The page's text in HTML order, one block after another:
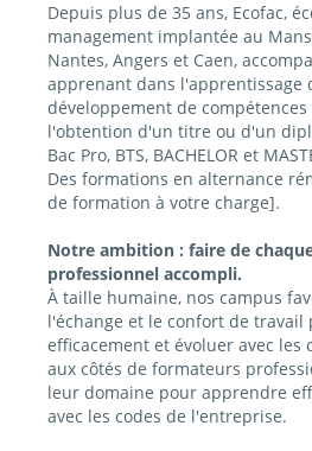
Depuis plus de 35 ans, Ecofac,
management implantée au
Nantes, Angers et Caen,
apprenant dans l'apprentissage
développement de
l'obtention d'un titre ou d'un
Bac Pro, BTS, BACHELOR et
Des formations en alternance
de formation à votre charge].
Notre ambition : faire de
professionnel accompli.
À taille humaine, nos campus
l'échange et le confort de
efficacement et évoluer avec les
aux côtés de formateurs
leur domaine pour apprendre
avec les codes de l'entreprise.